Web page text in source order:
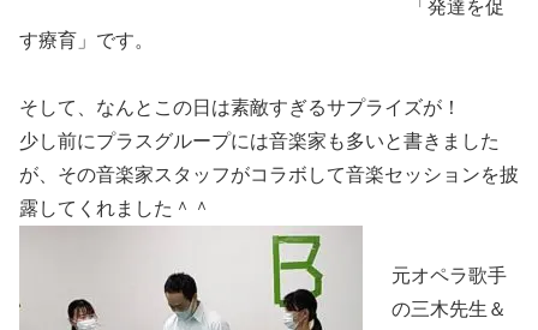
「発達を促
す療育」です。
そして、なんとこの日は素敵すぎるサプライズが！
少し前にプラスグループには音楽家も多いと書きました
が、その音楽家スタッフがコラボして音楽セッションを披
露してくれました＾＾
元オペラ歌手
の三木先生＆